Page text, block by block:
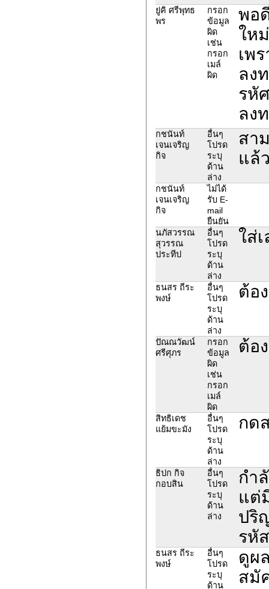
ยู่คิ ศรีพุทธ
พร
กรอก
ข้อมูล
ผิด
เช่น
กรอก
เมล์
ผิด
พอ
ให
เพ
ลง
รหั
ลง
กชนันท์
เจนเจริญ
กิจ
อื่นๆ
โปรด
ระบุ
ด้าน
ล่าง
สา
แล้
กชนันท์
เจนเจริญ
กิจ
ไม่ได้
รับ E-
mail
ยืนยัน
นภัสวรรณ
สุวรรณ
ประทีป
อื่นๆ
โปรด
ระบุ
ด้าน
ล่าง
ใส่
ธนสร ถีระ
พงษ์
อื่นๆ
โปรด
ระบุ
ด้าน
ล่าง
ต้อ
ปัณณวัฒน์
ศรีศุภร
กรอก
ข้อมูล
ผิด
เช่น
กรอก
เมล์
ผิด
ต้อ
สิทธิเดช
แย้มขะมัง
อื่นๆ
โปรด
ระบุ
ด้าน
ล่าง
กด
ธิปก กิจ
กอบสิน
อื่นๆ
โปรด
ระบุ
ด้าน
ล่าง
กำ
แต่
ปริ
รหั
ธนสร ถีระ
พงษ์
อื่นๆ
โปรด
ระบุ
ด้าน
ดูผ
สมั